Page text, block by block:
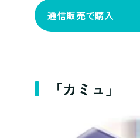
通信販売で購入
「カミュ」